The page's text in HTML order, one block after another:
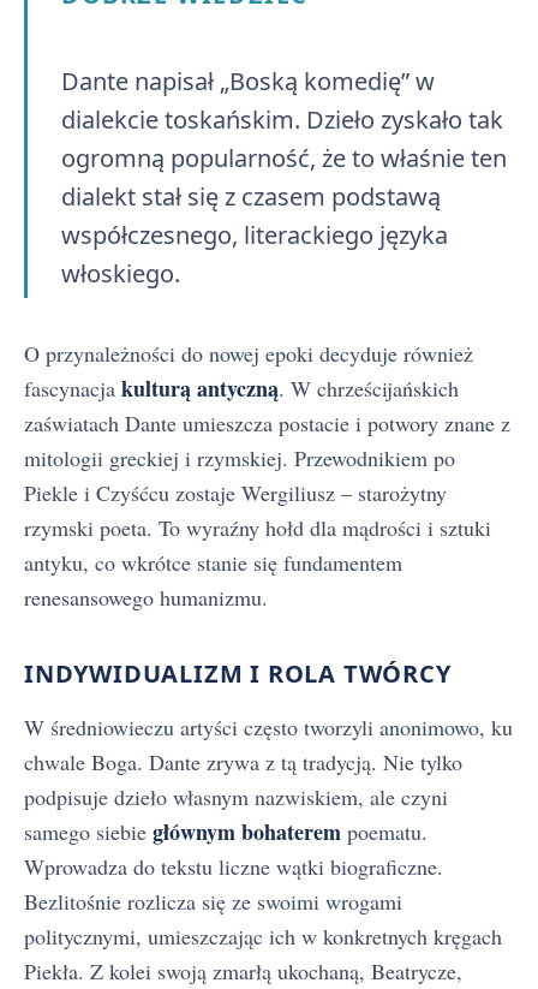
Dante napisał „Boską komedię” w
dialekcie toskańskim. Dzieło zyskało tak
ogromną popularność, że to właśnie ten
dialekt stał się z czasem podstawą
współczesnego, literackiego języka
włoskiego.
O przynależności do nowej epoki decyduje również
fascynacja kulturą antyczną. W chrześcijańskich
zaświatach Dante umieszcza postacie i potwory znane z
mitologii greckiej i rzymskiej. Przewodnikiem po
Piekle i Czyśćcu zostaje Wergiliusz – starożytny
rzymski poeta. To wyraźny hołd dla mądrości i sztuki
antyku, co wkrótce stanie się fundamentem
renesansowego humanizmu.
INDYWIDUALIZM I ROLA TWÓRCY
W średniowieczu artyści często tworzyli anonimowo, ku
chwale Boga. Dante zrywa z tą tradycją. Nie tylko
podpisuje dzieło własnym nazwiskiem, ale czyni
samego siebie głównym bohaterem poematu.
Wprowadza do tekstu liczne wątki biograficzne.
Bezlitośnie rozlicza się ze swoimi wrogami
politycznymi, umieszczając ich w konkretnych kręgach
Piekła. Z kolei swoją zmarłą ukochaną, Beatrycze,